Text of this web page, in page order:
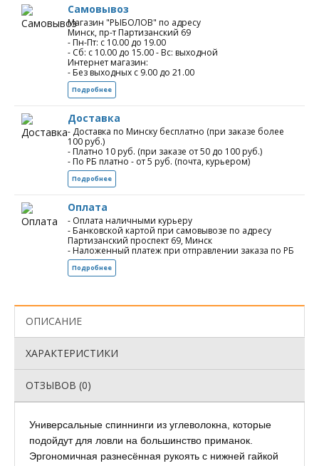
Самовывоз
Магазин "РЫБОЛОВ" по адресу
Минск, пр-т Партизанский 69
- Пн-Пт: с 10.00 до 19.00
- Сб: с 10.00 до 15.00 - Вс: выходной
Интернет магазин:
- Без выходных с 9.00 до 21.00
Подробнее
Доставка
- Доставка по Минску бесплатно (при заказе более
100 руб.)
- Платно 10 руб. (при заказе от 50 до 100 руб.)
- По РБ платно - от 5 руб. (почта, курьером)
Подробнее
Оплата
- Оплата наличными курьеру
- Банковской картой при самовывозе по адресу
Партизанский проспект 69, Минск
- Наложенный платеж при отправлении заказа по РБ
Подробнее
ОПИСАНИЕ
ХАРАКТЕРИСТИКИ
ОТЗЫВОВ (0)
Универсальные спиннинги из углеволокна, которые
подойдут для ловли на большинство приманок.
Эргономичная разнесённая рукоять с нижней гайкой